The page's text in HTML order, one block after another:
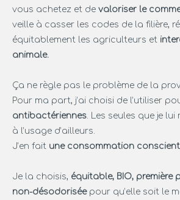
vous achetez et de valoriser le
veille à casser les codes de la filière,
équitablement les agriculteurs et
animale.
Ça ne règle pas le problème de la
Pour ma part, j’ai choisi de l’utiliser
antibactériennes. Les seules que je
à l’usage d’ailleurs.
J’en fait une consommation
Je la choisis, équitable, BIO, première
non-désodoriséepour qu’elle soit le